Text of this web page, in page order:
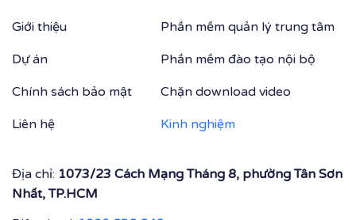
Giới thiệu
Dự án
Chính sách bảo mật
Liên hệ
Phần mềm quản lý trung tâm
Phần mềm đào tạo nội bộ
Chặn download video
Kinh nghiệm
Địa chỉ: 1073/23 Cách Mạng Tháng 8, phường Tân Sơn
Nhất, TP.HCM